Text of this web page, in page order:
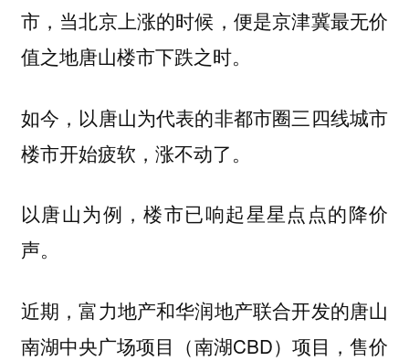
市，当北京上涨的时候，便是京津冀最无价
值之地唐山楼市下跌之时。
如今，以唐山为代表的非都市圈三四线城市
楼市开始疲软，涨不动了。
以唐山为例，楼市已响起星星点点的降价
声。
近期，富力地产和华润地产联合开发的唐山
南湖中央广场项目（南湖CBD）项目，售价